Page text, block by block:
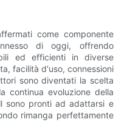
come componente
di oggi, offrendo
ed efficienti in diverse
facilità d'uso, connessioni
sono diventati la scelta
continua evoluzione della
sono pronti ad adattarsi e
rimanga perfettamente